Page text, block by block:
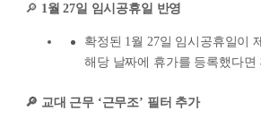
🔎 1월 27일 임시공휴일 반영
확정된 1월 27일 임시공휴일이
해당 날짜에 휴가를 등록했다
🔎 교대 근무 ‘근무조’ 필터 추가